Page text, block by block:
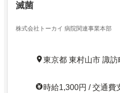
滅菌
株式会社トーカイ 病院関連事業本部
東京都 東村山市 諏
時給1,300円 / 交通費